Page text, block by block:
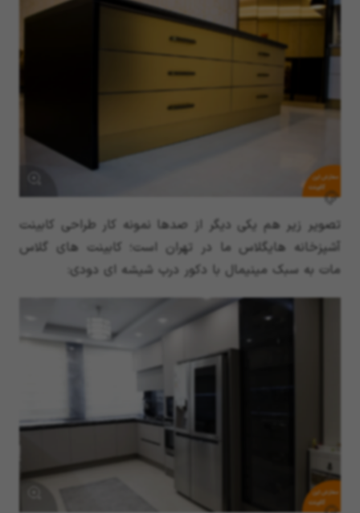
سفارش این
کابینت
تصویر زیر هم یکی دیگر از صدها نمونه کار طراحی کابینت
آشپزخانه هایگلاس ما در تهران است؛ کابینت های گلاس
مات به سبک مینیمال با دکور درب شیشه ای دودی:
سفارش این
کابینت